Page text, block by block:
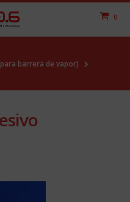
0
barrera de vapor)